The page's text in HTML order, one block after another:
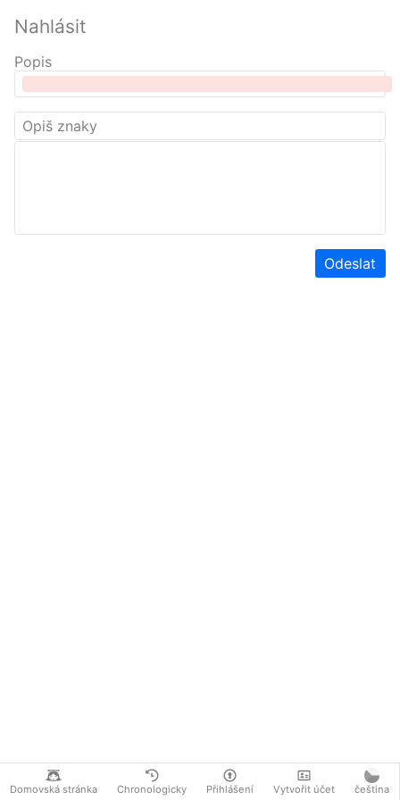
Domovská stránka Chronologicky Přihlášení Vytvořit účet čeština
Nahlásit
Popis
Odeslat